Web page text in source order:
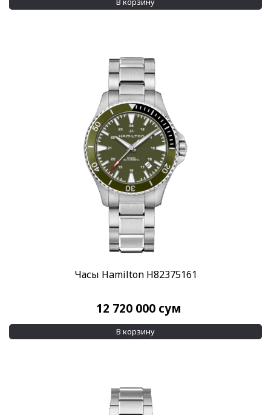
Часы Hamilton H82375161
12 720 000 сум
В корзину